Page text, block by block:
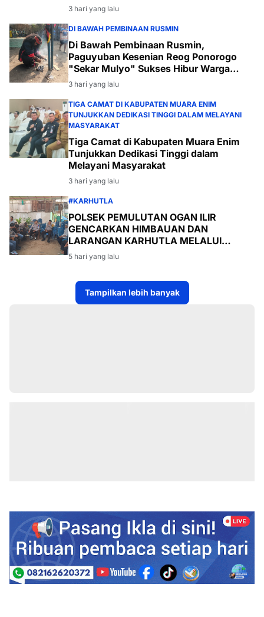
3 hari yang lalu
DI BAWAH PEMBINAAN RUSMIN
Di Bawah Pembinaan Rusmin,
Paguyuban Kesenian Reog Ponorogo
"Sekar Mulyo" Sukses Hibur Warga
Desa Payabakal
3 hari yang lalu
TIGA CAMAT DI KABUPATEN MUARA ENIM
TUNJUKKAN DEDIKASI TINGGI DALAM MELAYANI
MASYARAKAT
Tiga Camat di Kabupaten Muara Enim
Tunjukkan Dedikasi Tinggi dalam
Melayani Masyarakat
3 hari yang lalu
#KARHUTLA
POLSEK PEMULUTAN OGAN ILIR
GENCARKAN HIMBAUAN DAN
LARANGAN KARHUTLA MELALUI
PROGRAM TSKD (TOURING SAMBANG
KE DESA-DESA
5 hari yang lalu
Tampilkan lebih banyak